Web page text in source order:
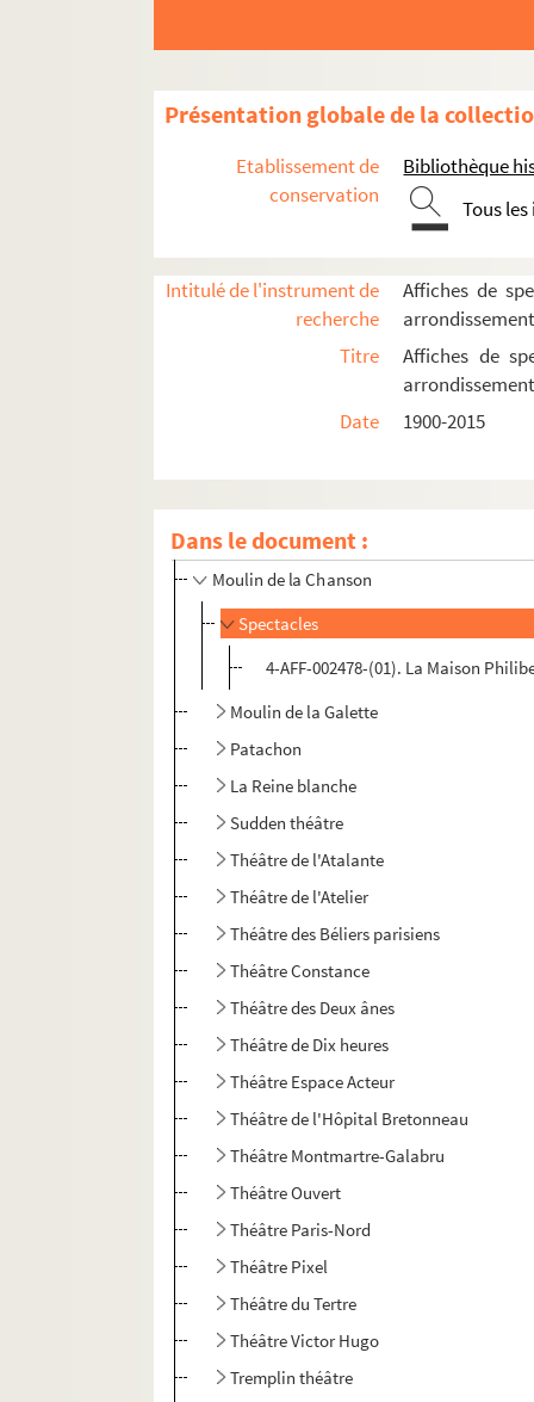
Présentation globale de la
Etablissement de
conservation
Bibliothèque
Tous
Intitulé de l'instrument de
recherche
Affiches de
Titre
Affiches de
Date
1900-2015
Dans le document :
Cour du Maroc
Le Divan du monde
Dix-Huit Théâtre
Elysée-Montmartre
Ève
Le Funambule
Le Grand Parquet
Historial de Montmartre
Lavoir moderne parisien
Manufacture des Abbesses
Moulin de la Chanson
Spectacles
4-AFF-002478-(01). La Maison
Moulin de la Galette
Patachon
La Reine blanche
Sudden théâtre
Théâtre de l'Atalante
Théâtre de l'Atelier
Théâtre des Béliers parisiens
Théâtre Constance
Théâtre des Deux ânes
Théâtre de Dix heures
Théâtre Espace Acteur
Théâtre de l'Hôpital Bretonneau
Théâtre Montmartre-Galabru
Théâtre Ouvert
Théâtre Paris-Nord
Théâtre Pixel
Théâtre du Tertre
Théâtre Victor Hugo
Tremplin théâtre